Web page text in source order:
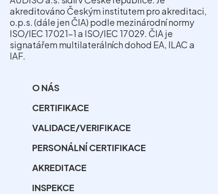
akreditováno Českým institutem pro akreditaci,
o.p.s. (dále jen ČIA) podle mezinárodní normy
ISO/IEC 17021-1 a ISO/IEC 17029. ČIA je
signatářem multilaterálních dohod EA, ILAC a
IAF.
O NÁS
CERTIFIKACE
VALIDACE/VERIFIKACE
PERSONÁLNÍ CERTIFIKACE
AKREDITACE
INSPEKCE